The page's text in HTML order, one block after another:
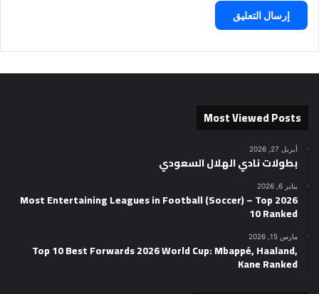
Most Viewed Posts
أبريل 27, 2026
بطولات نادي الهلال السعودي
يناير 6, 2026
2026 Most Entertaining Leagues in Football (Soccer) – Top
10 Ranked
مارس 15, 2026
Top 10 Best Forwards 2026 World Cup: Mbappé, Haaland,
Kane Ranked